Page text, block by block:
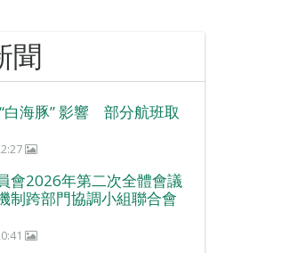
聞
白海豚” 影響 部分航班取
會2026年第二次全體會議
制跨部門協調小組聯合會